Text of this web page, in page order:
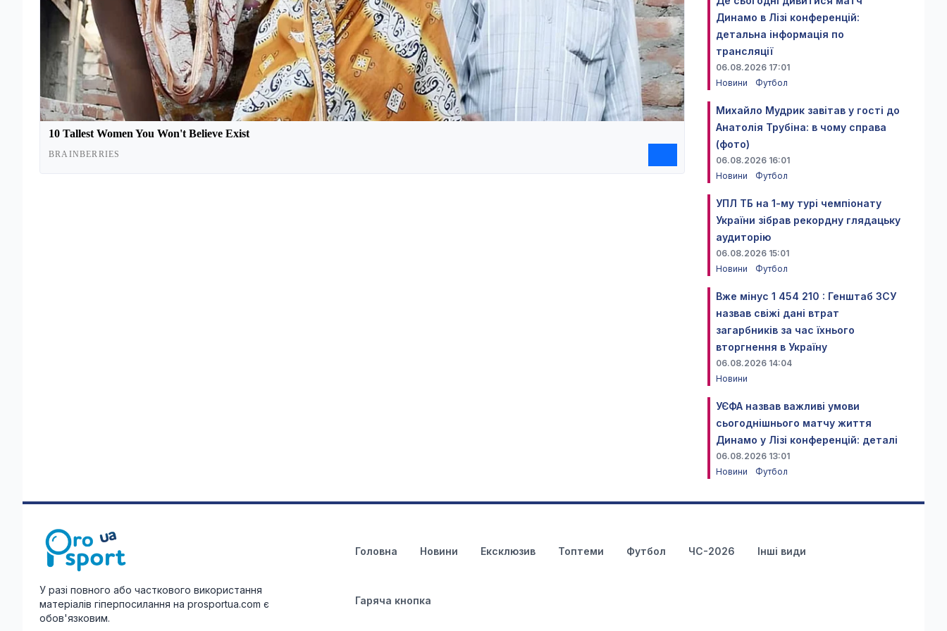
Динамо в Лізі конференцій:
детальна інформація по
трансляції
06.08.2026 17:01
Новини
Футбол
Михайло Мудрик завітав у гості до
Анатолія Трубіна: в чому справа
(фото)
06.08.2026 16:01
Новини
Футбол
УПЛ ТБ на 1-му турі чемпіонату
України зібрав рекордну глядацьку
аудиторію
06.08.2026 15:01
Новини
Футбол
Вже мінус 1 454 210 : Генштаб ЗСУ
назвав свіжі дані втрат
загарбників за час їхнього
вторгнення в Україну
06.08.2026 14:04
Новини
УЄФА назвав важливі умови
сьогоднішнього матчу життя
Динамо у Лізі конференцій: деталі
06.08.2026 13:01
Новини
Футбол
У разі повного або часткового використання
матеріалів гіперпосилання на prosportua.com є
обов'язковим.
Головна Новини Ексклюзив Топтеми Футбол ЧС-2026 Інші види
Гаряча кнопка